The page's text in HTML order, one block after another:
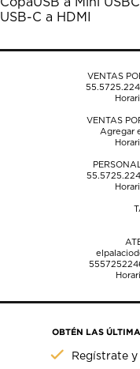
abrirá
el
de
abrirá
el
de
abrirá
el
de
abrirá
el
de
de
USB-C a HDMI
VENTAS
VENTAS
Agregar
OBTÉN LAS
Regístrate